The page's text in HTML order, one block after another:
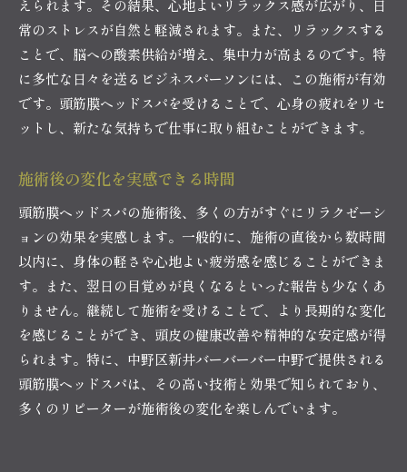
えられます。その結果、心地よいリラックス感が広がり、日
常のストレスが自然と軽減されます。また、リラックスする
ことで、脳への酸素供給が増え、集中力が高まるのです。特
に多忙な日々を送るビジネスパーソンには、この施術が有効
です。頭筋膜ヘッドスパを受けることで、心身の疲れをリセ
ットし、新たな気持ちで仕事に取り組むことができます。
施術後の変化を実感できる時間
頭筋膜ヘッドスパの施術後、多くの方がすぐにリラクゼーシ
ョンの効果を実感します。一般的に、施術の直後から数時間
以内に、身体の軽さや心地よい疲労感を感じることができま
す。また、翌日の目覚めが良くなるといった報告も少なくあ
りません。継続して施術を受けることで、より長期的な変化
を感じることができ、頭皮の健康改善や精神的な安定感が得
られます。特に、中野区新井バーバーバー中野で提供される
頭筋膜ヘッドスパは、その高い技術と効果で知られており、
多くのリピーターが施術後の変化を楽しんでいます。